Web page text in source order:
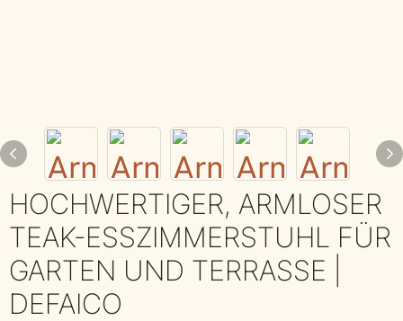
HOCHWERTIGER, ARMLOSER
TEAK-ESSZIMMERSTUHL FÜR
GARTEN UND TERRASSE |
DEFAICO